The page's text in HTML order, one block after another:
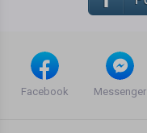
Facebook Messenger